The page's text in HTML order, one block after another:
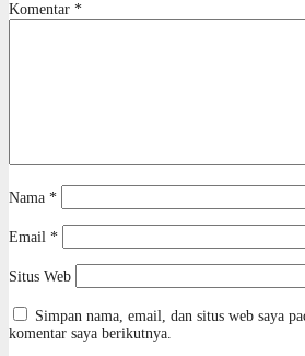
Komentar *
Nama *
Email *
Situs Web
Simpan nama, email, dan situs web saya
komentar saya berikutnya.